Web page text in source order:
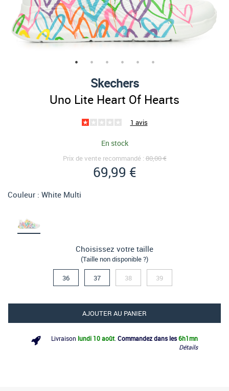
Skechers
Uno Lite Heart Of Hearts
1 avis
En stock
Prix de vente recommandé :80,00 €
69,99 €
Couleur : White Multi
Choisissez votre taille
(Taille non disponible ?)
36 37 38 39
AJOUTER AU PANIER
Livraison lundi 10 août Commandez dans les6h1mn
Détails